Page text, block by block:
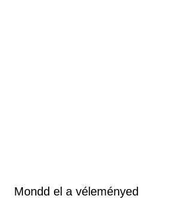
Mondd el a véleményed